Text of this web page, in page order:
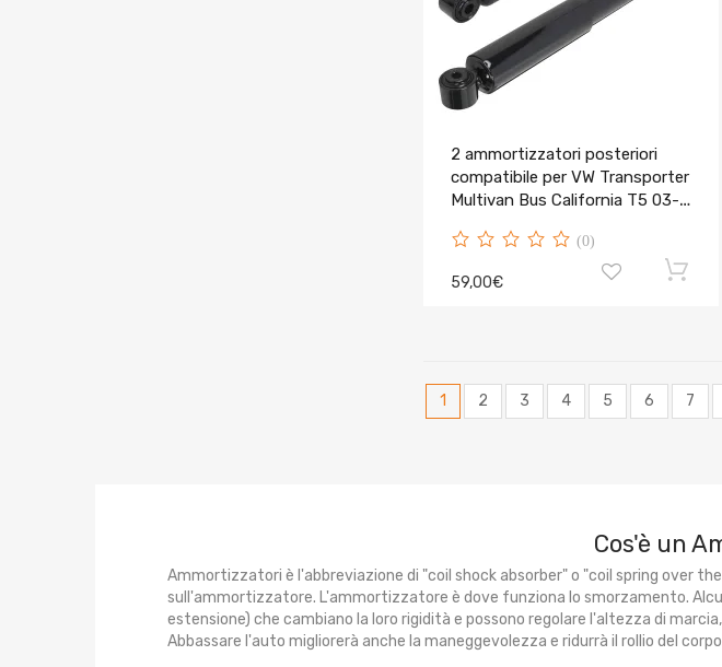
2 ammortizzatori posteriori
compatibile per VW Transporter
Multivan Bus California T5 03-
(0)
59,00€
1 2 3 4 5 6 7
Cos'è un
Ammortizzatori è l'abbreviazione di "coil shock absorber" o "coil spring over
sull'ammortizzatore. L'ammortizzatore è dove funziona lo smorzamento.
estensione) che cambiano la loro rigidità e possono regolare l'altezza di
Abbassare l'auto migliorerà anche la maneggevolezza e ridurrà il rollio del